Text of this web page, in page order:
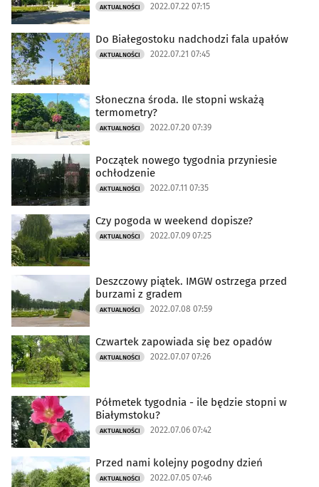
AKTUALNOŚCI 2022.07.22 07:15
Do Białegostoku nadchodzi fala upałów
AKTUALNOŚCI 2022.07.21 07:45
Słoneczna środa. Ile stopni wskażą
termometry?
AKTUALNOŚCI 2022.07.20 07:39
Początek nowego tygodnia przyniesie
ochłodzenie
AKTUALNOŚCI 2022.07.11 07:35
Czy pogoda w weekend dopisze?
AKTUALNOŚCI 2022.07.09 07:25
Deszczowy piątek. IMGW ostrzega przed
burzami z gradem
AKTUALNOŚCI 2022.07.08 07:59
Czwartek zapowiada się bez opadów
AKTUALNOŚCI 2022.07.07 07:26
Półmetek tygodnia - ile będzie stopni w
Białymstoku?
AKTUALNOŚCI 2022.07.06 07:42
Przed nami kolejny pogodny dzień
AKTUALNOŚCI 2022.07.05 07:46